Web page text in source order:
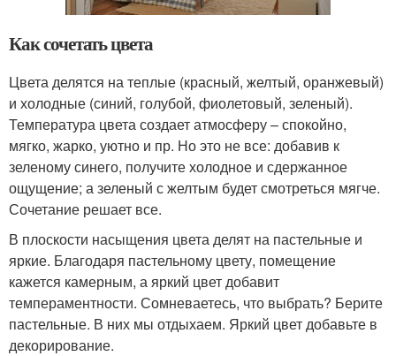
Как сочетать цвета
Цвета делятся на теплые (красный, желтый, оранжевый)
и холодные (синий, голубой, фиолетовый, зеленый).
Температура цвета создает атмосферу – спокойно,
мягко, жарко, уютно и пр. Но это не все: добавив к
зеленому синего, получите холодное и сдержанное
ощущение; а зеленый с желтым будет смотреться мягче.
Сочетание решает все.
В плоскости насыщения цвета делят на пастельные и
яркие. Благодаря пастельному цвету, помещение
кажется камерным, а яркий цвет добавит
темпераментности. Сомневаетесь, что выбрать? Берите
пастельные. В них мы отдыхаем. Яркий цвет добавьте в
декорирование.